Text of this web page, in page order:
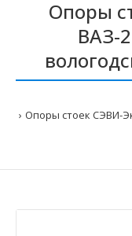
Опоры
ВАЗ-
Опоры стоек СЭВИ-